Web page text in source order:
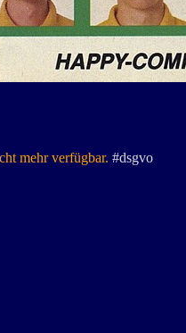
mehr verfügbar. #dsgvo